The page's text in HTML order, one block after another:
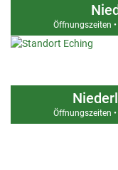
Öffnungszeiten
Öffnungszeiten